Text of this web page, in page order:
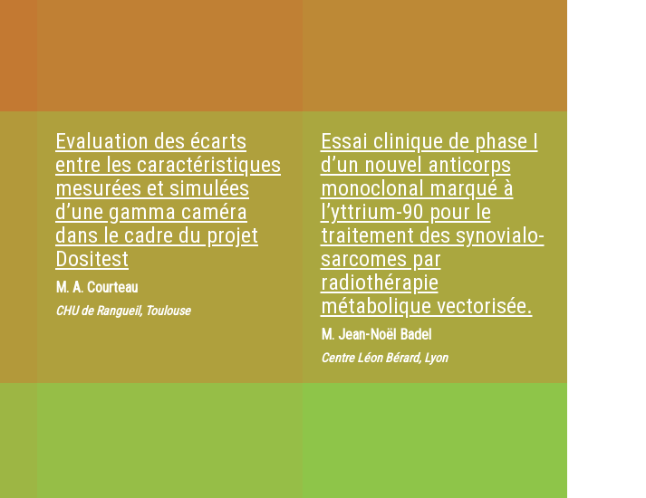
Evaluation des écarts
entre les caractéristiques
mesurées et simulées
d’une gamma caméra
dans le cadre du projet
Dositest
M. A. Courteau
CHU de Rangueil, Toulouse
Essai clinique de phase I
d’un nouvel anticorps
monoclonal marqué à
l’yttrium-90 pour le
traitement des synovialo-
sarcomes par
radiothérapie
métabolique vectorisée.
M. Jean-Noël Badel
Centre Léon Bérard, Lyon